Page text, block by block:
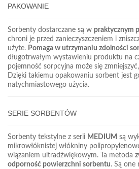
PAKOWANIE
Sorbenty dostarczane są w praktycznym
chroni je przed zanieczyszczeniem i
użyte. Pomaga w utrzymaniu zdolności
długotrwałym wystawieniu produktu na
pojemność sorpcyjna może się
Dzięki takiemu opakowaniu sorbent jest
natychmiastowego użycia.
SERIE SORBENTÓW
Sorbenty tekstylne z serii MEDIUM są
mikrowłóknistej włókniny
wiązaniem ultradźwiękowym. Ta metoda
odporność powierzchni sorbentu. Są one